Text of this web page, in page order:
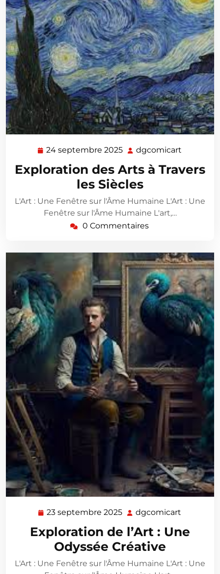
24 septembre 2025 24
septembre
2025
dgcomicart
Exploration des Arts à Travers
les Siècles
L'Art : Une Fenêtre sur l'Âme Humaine L'Art : Une
Fenêtre sur l'Âme Humaine L'art,…
0 Commentaires
23 septembre 2025 23
2025
dgcomicart
Exploration de l’Art : Une
Odyssée Créative
L'Art : Une Fenêtre sur l'Âme Humaine L'Art : Une